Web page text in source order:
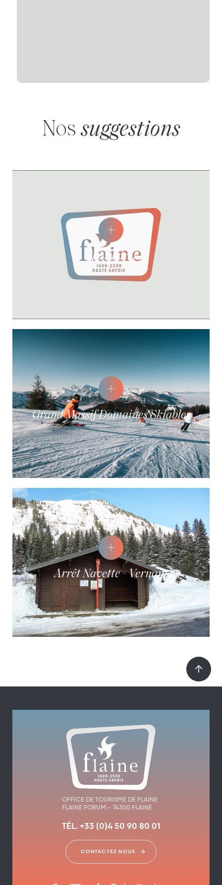
Nos suggestions
Spar Forêt
Grand Massif Domaines Skiables
Arrêt Navette - Vernant
OFFICE DE TOURISME DE FLAINE
FLAINE FORUM – 74300 FLAINE
TÉL. +33 (0)4 50 90 80 01
CONTACTEZ NOUS